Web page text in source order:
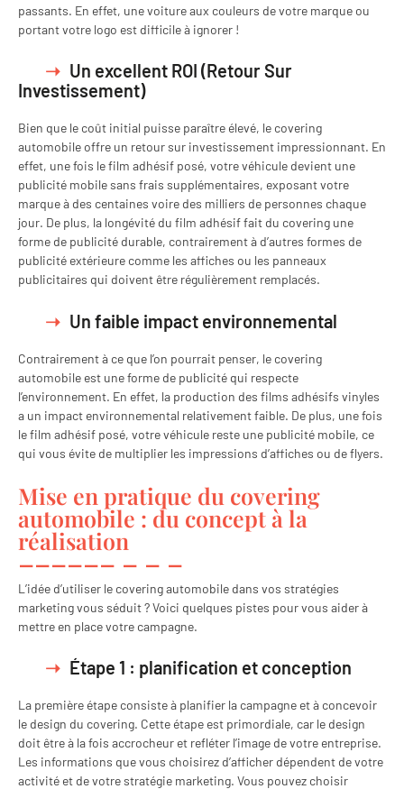
passants. En effet, une voiture aux couleurs de votre marque ou
portant votre logo est difficile à ignorer !
Un excellent ROI (Retour Sur
Investissement)
Bien que le coût initial puisse paraître élevé, le covering
automobile offre un retour sur investissement impressionnant. En
effet, une fois le film adhésif posé, votre véhicule devient une
publicité mobile sans frais supplémentaires, exposant votre
marque à des centaines voire des milliers de personnes chaque
jour. De plus, la longévité du film adhésif fait du covering une
forme de publicité durable, contrairement à d’autres formes de
publicité extérieure comme les affiches ou les panneaux
publicitaires qui doivent être régulièrement remplacés.
Un faible impact environnemental
Contrairement à ce que l’on pourrait penser, le covering
automobile est une forme de publicité qui respecte
l’environnement. En effet, la production des films adhésifs vinyles
a un impact environnemental relativement faible. De plus, une fois
le film adhésif posé, votre véhicule reste une publicité mobile, ce
qui vous évite de multiplier les impressions d’affiches ou de flyers.
Mise en pratique du covering
automobile : du concept à la
réalisation
L’idée d’utiliser le covering automobile dans vos stratégies
marketing vous séduit ? Voici quelques pistes pour vous aider à
mettre en place votre campagne.
Étape 1 : planification et conception
La première étape consiste à planifier la campagne et à concevoir
le design du covering. Cette étape est primordiale, car le design
doit être à la fois accrocheur et refléter l’image de votre entreprise.
Les informations que vous choisirez d’afficher dépendent de votre
activité et de votre stratégie marketing. Vous pouvez choisir